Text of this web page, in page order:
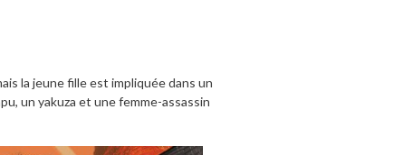
la jeune fille est impliquée dans un
un yakuza et une femme-assassin